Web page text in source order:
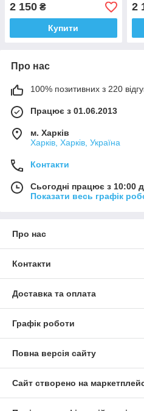
2 150 ₴
Купити
2
Про нас
100% позитивних з 220
Працює з 01.06.2013
м. Харків
Харків, Харків, Україна
Контакти
Сьогодні працює з 10:00
Показати весь графік
Про нас
Контакти
Доставка та оплата
Графік роботи
Повна версія сайту
Сайт створено на